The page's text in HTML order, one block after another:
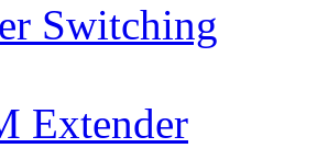
Switching
Extender